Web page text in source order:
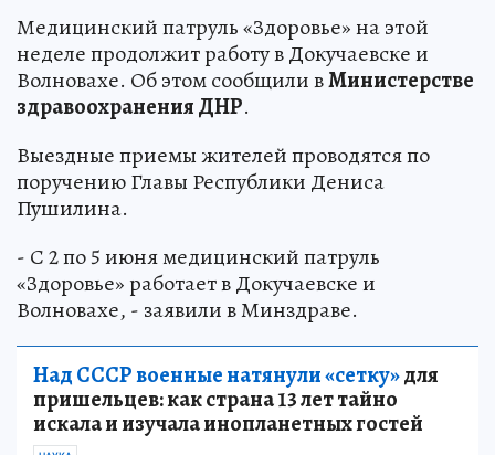
Медицинский патруль «Здоровье» на этой
неделе продолжит работу в Докучаевске и
Волновахе. Об этом сообщили вМинистерстве
здравоохранения ДНР.
Выездные приемы жителей проводятся по
поручению Главы Республики Дениса
Пушилина.
- С 2 по 5 июня медицинский патруль
«Здоровье» работает в Докучаевске и
Волновахе, - заявили в Минздраве.
Над СССР военные натянули «сетку»для
пришельцев: как страна 13 лет тайно
искала и изучала инопланетных гостей